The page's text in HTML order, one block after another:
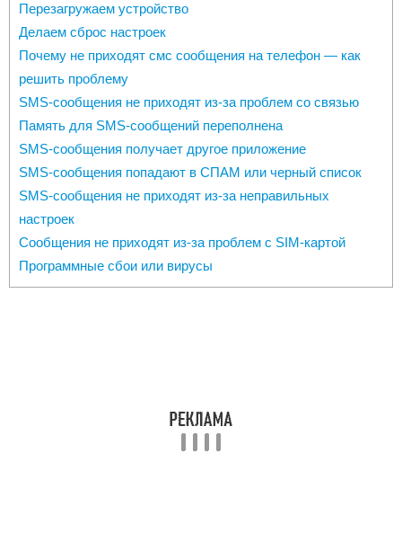
Перезагружаем устройство
Делаем сброс настроек
Почему не приходят смс сообщения на телефон — как
решить проблему
SMS-сообщения не приходят из-за проблем со связью
Память для SMS-сообщений переполнена
SMS-сообщения получает другое приложение
SMS-сообщения попадают в СПАМ или черный список
SMS-сообщения не приходят из-за неправильных
настроек
Сообщения не приходят из-за проблем с SIM-картой
Программные сбои или вирусы